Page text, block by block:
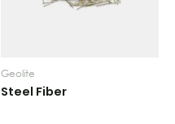
Geolite
Steel Fiber